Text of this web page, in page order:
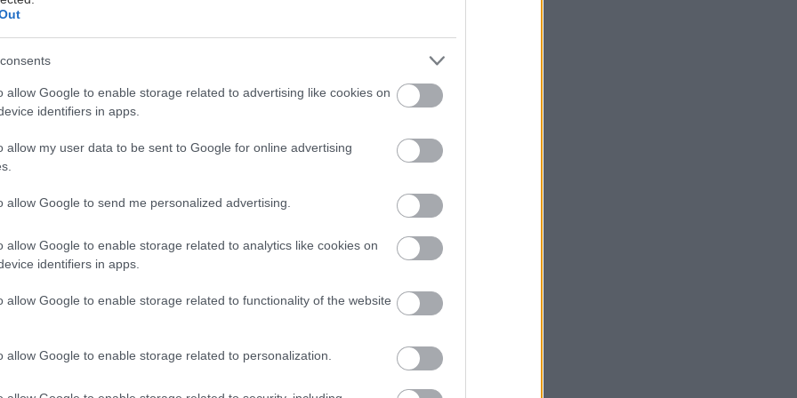
allow Google to enable storage related to advertising like cookies on
identifiers in apps.
allow my user data to be sent to Google for online advertising
allow Google to send me personalized advertising.
allow Google to enable storage related to analytics like cookies on
identifiers in apps.
allow Google to enable storage related to functionality of the website
allow Google to enable storage related to personalization.
18 ξένες ομάδες από τις οποίες οι 14 έρχονται για πρώτη
τρεις παγκόσμιες πρεμιέρες, νέες συνεργασίες και ένα πλούσιο
για επαγγελματίες αλλά και για τους κατοίκους της
τα κύρια χαρακτηριστικά του 27ου Διεθνούς Φεστιβάλ Χορού
θα πραγματοποιηθεί φέτοςαπό τις 16 έως τις 25 Ιουλίου.
επιτυχημένη διοργάνωση το 2020, όπου έγινε ένα από τα
παγκοσμίως που κατάφερε όχι μόνο να μην αναβληθεί, αλλά και
από την Ελλάδα και το εξωτερικό στο υπέροχο Κάστρο της
να παρακολουθήσει τις παραστάσεις ζωντανά, το Φεστιβάλ φέτος
πιο μεγάλο, ακόμα πιο γεμάτο, ακόμα πιο κεφάτο.
Σκηνή του Μεγάρου Χορού Καλαμάτας
, στην
του Μεγάρου Χορού και βέβαια στην Κεντρική Πλατεία της